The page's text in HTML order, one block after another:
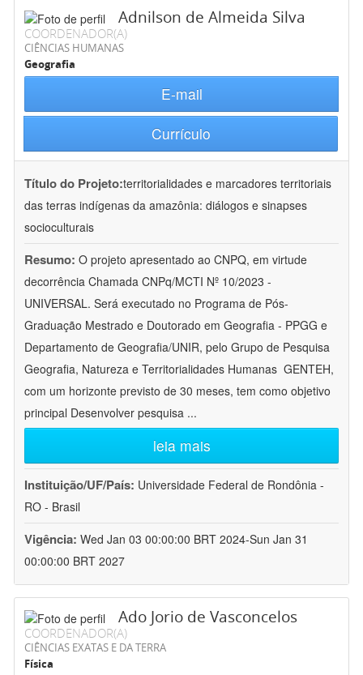
Adnilson de Almeida Silva
COORDENADOR(A)
CIÊNCIAS HUMANAS
Geografia
E-mail
Currículo
Título do Projeto:territorialidades e marcadores territoriais
das terras indígenas da amazônia: diálogos e sinapses
socioculturais
Resumo: O projeto apresentado ao CNPQ, em virtude
decorrência Chamada CNPq/MCTI Nº 10/2023 -
UNIVERSAL. Será executado no Programa de Pós-
Graduação Mestrado e Doutorado em Geografia - PPGG e
Departamento de Geografia/UNIR, pelo Grupo de Pesquisa
Geografia, Natureza e Territorialidades Humanas  GENTEH,
com um horizonte previsto de 30 meses, tem como objetivo
principal Desenvolver pesquisa ...
leia mais
Instituição/UF/País: Universidade Federal de Rondônia -
RO - Brasil
Vigência: Wed Jan 03 00:00:00 BRT 2024-Sun Jan 31
00:00:00 BRT 2027
Ado Jorio de Vasconcelos
COORDENADOR(A)
CIÊNCIAS EXATAS E DA TERRA
Física